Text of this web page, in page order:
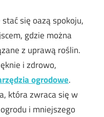
się oazą spokoju,
gdzie można
z uprawą roślin.
i zdrowo,
ogrodowe.
która zwraca się w
i mniejszego